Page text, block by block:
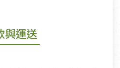
與運送